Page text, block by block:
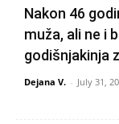
Nakon 46
muža, ali ne i
godišnjakinja
Dejana V. - July 31,